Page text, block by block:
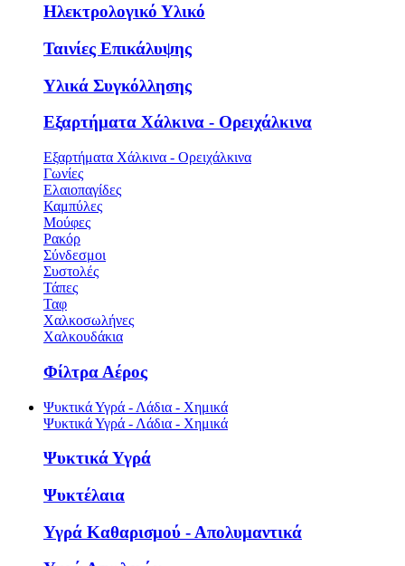
Ηλεκτρολογικό Υλικό
Ταινίες Επικάλυψης
Υλικά Συγκόλλησης
Εξαρτήματα Χάλκινα - Ορειχάλκινα
Εξαρτήματα Χάλκινα - Ορειχάλκινα
Γωνίες
Ελαιοπαγίδες
Καμπύλες
Μούφες
Ρακόρ
Σύνδεσμοι
Συστολές
Τάπες
Ταφ
Χαλκοσωλήνες
Χαλκουδάκια
Φίλτρα Αέρος
Ψυκτικά Υγρά - Λάδια - Χημικά
Ψυκτικά Υγρά - Λάδια - Χημικά
Ψυκτικά Υγρά
Ψυκτέλαια
Υγρά Καθαρισμού - Απολυμαντικά